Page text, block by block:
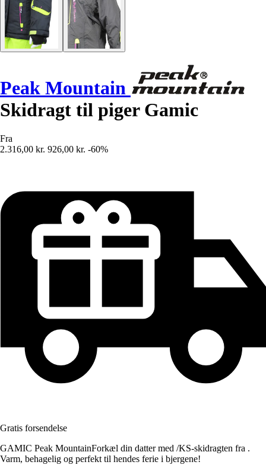
Peak Mountain
Skidragt til piger Gamic
Fra
2.316,00 kr. 926,00 kr. -60%
Gratis forsendelse
GAMIC Peak MountainForkæl din datter med /KS-skidragten fra .
Varm, behagelig og perfekt til hendes ferie i bjergene!